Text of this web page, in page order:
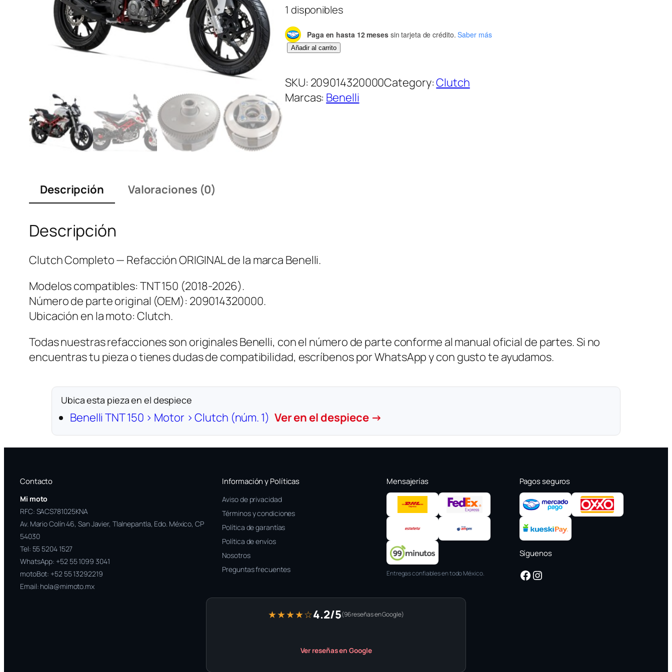
1 disponibles
Paga en hasta 12 mesessin tarjeta de crédito. Saber más
C
u
t
c
a
d
Añadir al carrito
SKU: 209014320000Category:Clutch
Marcas: Benelli
Descripción Valoraciones (0)
Descripción
Clutch Completo — Refacción ORIGINAL de la marca Benelli.
Modelos compatibles: TNT 150 (2018-2026).
Número de parte original (OEM): 209014320000.
Ubicación en la moto: Clutch.
Todas nuestras refacciones son originales Benelli, con el número de parte conforme al manual oficial de partes. Si no
encuentras tu pieza o tienes dudas de compatibilidad, escríbenos por WhatsApp y con gusto te ayudamos.
Ubica esta pieza en el despiece
Benelli TNT 150 › Motor › Clutch (núm. 1) Ver en el despiece →
Contacto
Mi moto
RFC: SACS781025KNA
Av. Mario Colín 46, San Javier, Tlalnepantla, Edo. México, CP
54030
Tel: 55 5204 1527
WhatsApp: +52 55 1099 3041
motoBot: +52 55 13292219
Email: hola@mimoto.mx
Información y Políticas
Aviso de privacidad
Términos y condiciones
Política de garantías
Política de envíos
Nosotros
Preguntas frecuentes
Mensajerías
Entregas confiables en todo México.
Pagos seguros
Síguenos
Facebook Instagram
★★★★☆4.2/5(96 reseñas en Google)
Ver reseñas en Google